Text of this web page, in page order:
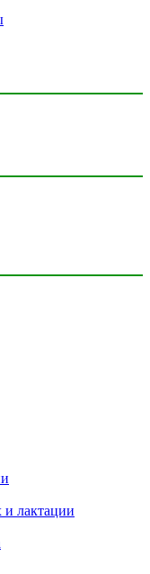
и лактации